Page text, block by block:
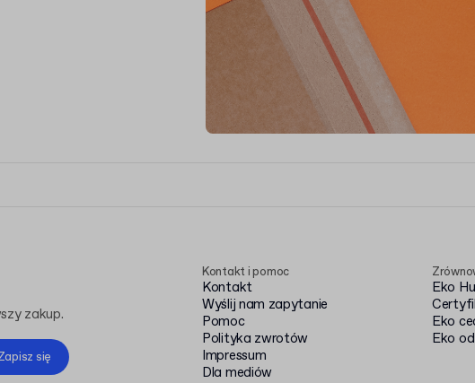
Kontakt i pomoc
Kontakt
Wyślij nam zapytanie
Pomoc
Polityka zwrotów
Impressum
Dla mediów
Eko
Eko
Eko
zakup.
się